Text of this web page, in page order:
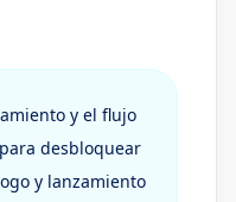
y el flujo
desbloquear
y lanzamiento